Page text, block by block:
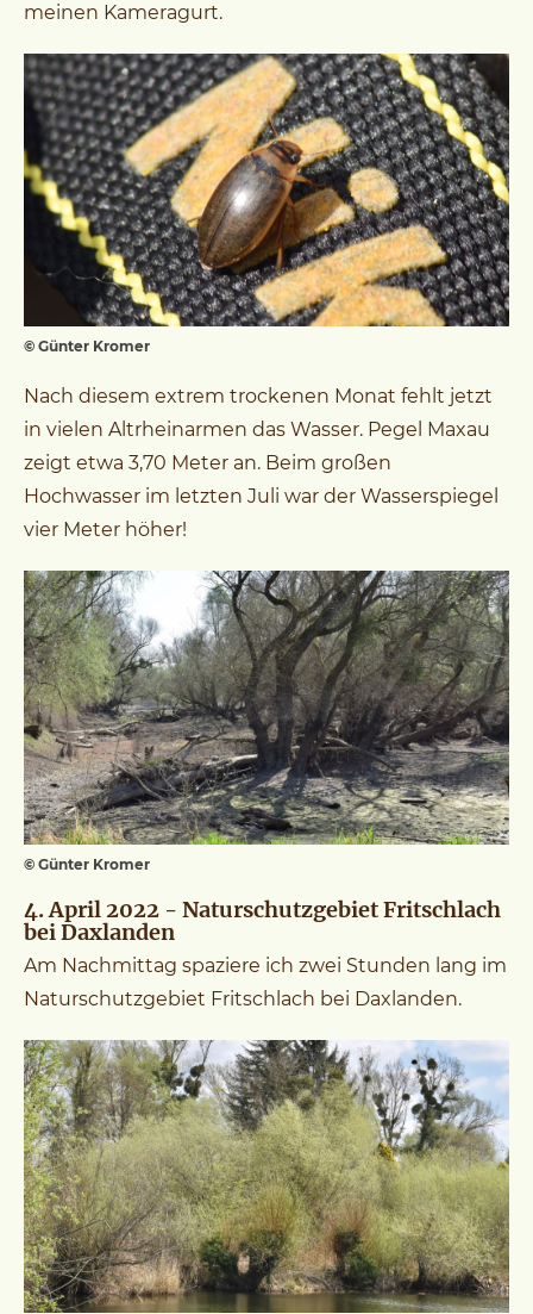
meinen Kameragurt.
© Günter Kromer
Nach diesem extrem trockenen Monat fehlt jetzt
in vielen Altrheinarmen das Wasser. Pegel Maxau
zeigt etwa 3,70 Meter an. Beim großen
Hochwasser im letzten Juli war der Wasserspiegel
vier Meter höher!
© Günter Kromer
4. April 2022 - Naturschutzgebiet Fritschlach
bei Daxlanden
Am Nachmittag spaziere ich zwei Stunden lang im
Naturschutzgebiet Fritschlach bei Daxlanden.